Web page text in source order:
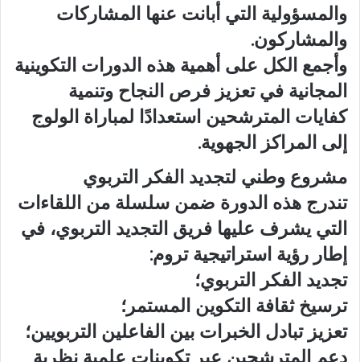
والمسؤولية التي أبانت عنها المشاركات
والمشاركون.
وأجمع الكل على أهمية هذه الدورات التكوينية
المجانية في تعزيز فرص النجاح وتنمية
كفايات المترشحين استعدادًا لمباراة الولوج
إلى المراكز الجهوية.
مشروع وطني لتجديد الفكر التربوي
تندرج هذه الدورة ضمن سلسلة من اللقاءات
التي يشرف عليها فريق التجديد التربوي، في
إطار رؤية استراتيجية تروم:
تجديد الفكر التربوي؛
ترسيخ ثقافة التكوين المستمر؛
تعزيز تبادل الخبرات بين الفاعلين التربويين؛